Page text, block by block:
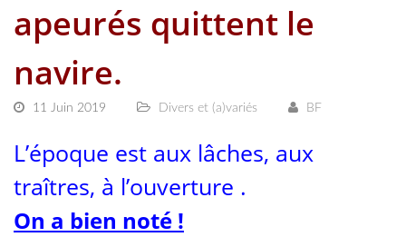
apeurés quittent le
navire.
11 Juin 2019 Divers et (a)variés BF
L’époque est aux lâches, aux
traîtres, à l’ouverture .
On a bien noté !